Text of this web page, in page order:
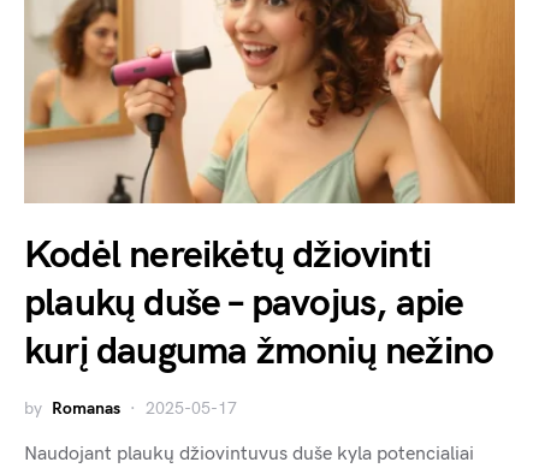
Kodėl nereikėtų džiovinti
plaukų duše – pavojus, apie
kurį dauguma žmonių nežino
by Romanas 2025-05-17
Naudojant plaukų džiovintuvus duše kyla potencialiai